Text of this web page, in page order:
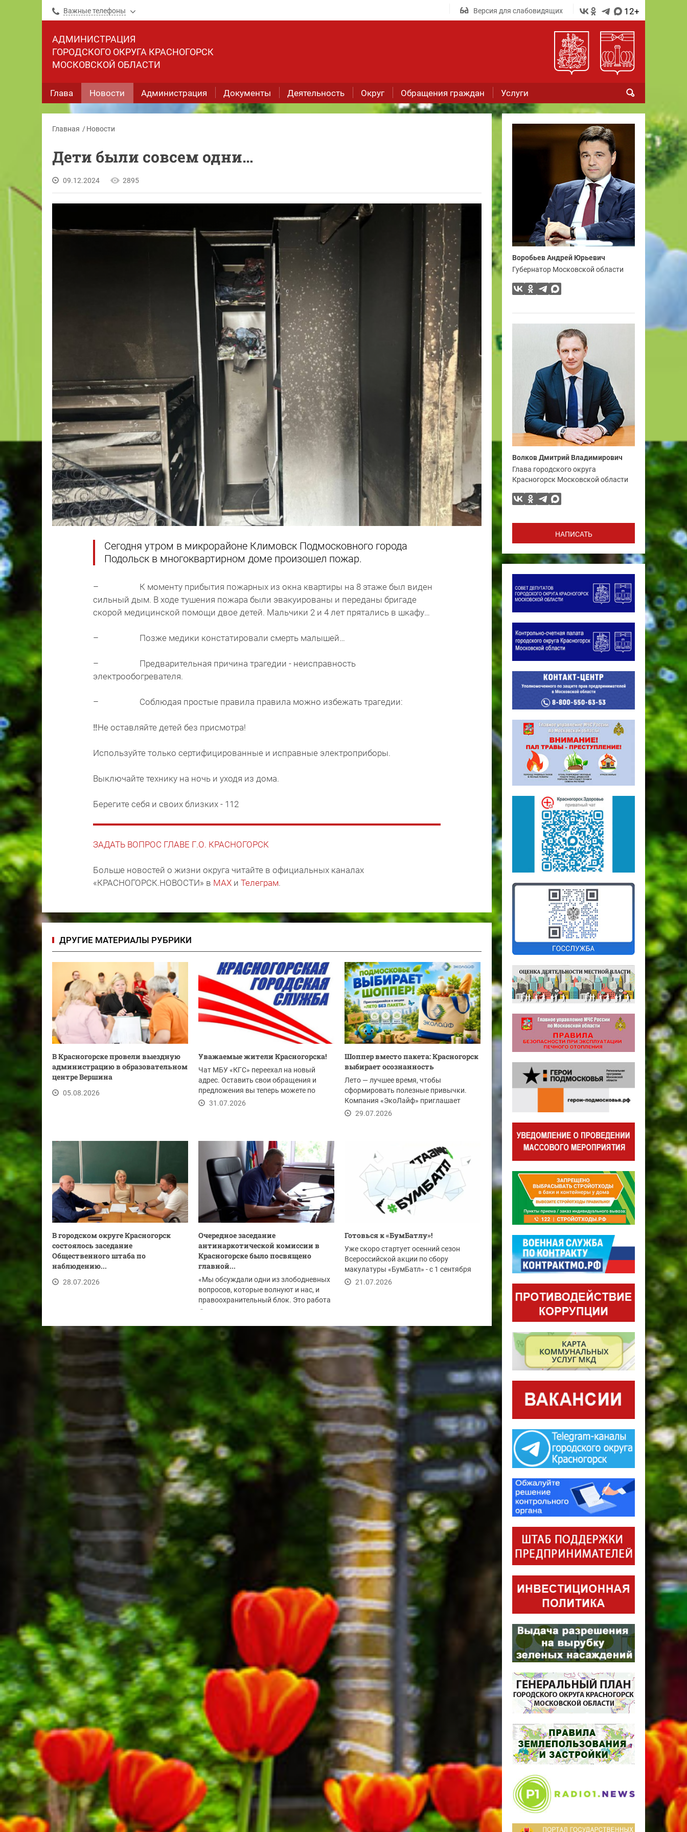
Важные телефоны Версия для слабовидящих 12+
АДМИНИСТРАЦИЯ
ГОРОДСКОГО ОКРУГА КРАСНОГОРСК
МОСКОВСКОЙ ОБЛАСТИ
Глава Новости Администрация Документы Деятельность Округ Обращения граждан Услуги
Главная Новости
Дети были совсем одни…
09.12.2024 2895
Сегодня утром в микрорайоне Климовск Подмосковного города
Подольск в многоквартирном доме произошел пожар.
– К моменту прибытия пожарных из окна квартиры на 8 этаже был виден
сильный дым. В ходе тушения пожара были эвакуированы и переданы бригаде
скорой медицинской помощи двое детей. Мальчики 2 и 4 лет прятались в шкафу…
– Позже медики констатировали смерть малышей…
– Предварительная причина трагедии - неисправность
электрообогревателя.
– Соблюдая простые правила правила можно избежать трагедии:
‼Не оставляйте детей без присмотра!
Используйте только сертифицированные и исправные электроприборы.
Выключайте технику на ночь и уходя из дома.
Берегите себя и своих близких - 112
ЗАДАТЬ ВОПРОС ГЛАВЕ Г.О. КРАСНОГОРСК
Больше новостей о жизни округа читайте в официальных каналах
«КРАСНОГОРСК.НОВОСТИ» в MAX и Телеграм.
ДРУГИЕ МАТЕРИАЛЫ РУБРИКИ
В Красногорске провели выездную
администрацию в образовательном
центре Вершина
05.08.2026
Уважаемые жители Красногорска!
Чат МБУ «КГС» переехал на новый
адрес. Оставить свои обращения и
предложения вы теперь можете по
ссылке.
31.07.2026
Шоппер вместо пакета: Красногорск
выбирает осознанность
Лето — лучшее время, чтобы
сформировать полезные привычки.
Компания «ЭкоЛайф» приглашает
жителей Красногорска и всего...
29.07.2026
В городском округе Красногорск
состоялось заседание
Общественного штаба по
наблюдению...
28.07.2026
Очередное заседание
антинаркотической комиссии в
Красногорске было посвящено
главной...
«Мы обсуждали одни из злободневных
вопросов, которые волнуют и нас, и
правоохранительный блок. Это работа
по...
Готовься к «БумБатлу»!
Уже скоро стартует осенний сезон
Всероссийской акции по сбору
макулатуры «БумБатл» - с 1 сентября
по 30 ноября. Акция...
21.07.2026
Воробьев Андрей Юрьевич
Губернатор Московской области
Волков Дмитрий Владимирович
Глава городского округа
Красногорск Московской области
НАПИСАТЬ